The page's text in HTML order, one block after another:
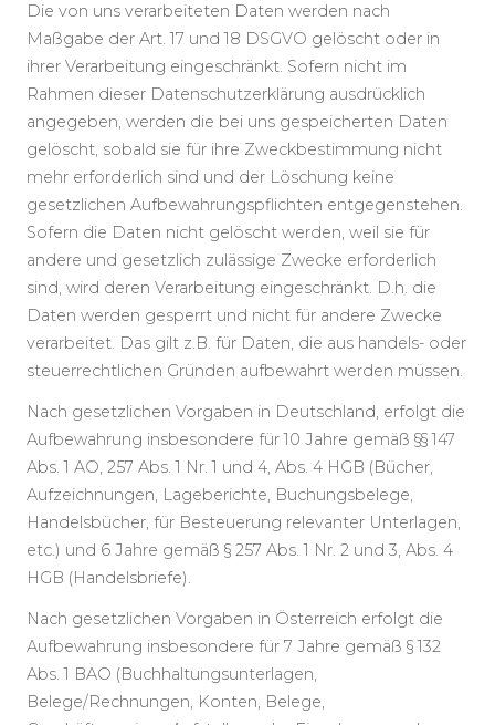
Die von uns verarbeiteten Daten werden nach
Maßgabe der Art. 17 und 18 DSGVO gelöscht oder in
ihrer Verarbeitung eingeschränkt. Sofern nicht im
Rahmen dieser Datenschutzerklärung ausdrücklich
angegeben, werden die bei uns gespeicherten Daten
gelöscht, sobald sie für ihre Zweckbestimmung nicht
mehr erforderlich sind und der Löschung keine
gesetzlichen Aufbewahrungspflichten entgegenstehen.
Sofern die Daten nicht gelöscht werden, weil sie für
andere und gesetzlich zulässige Zwecke erforderlich
sind, wird deren Verarbeitung eingeschränkt. D.h. die
Daten werden gesperrt und nicht für andere Zwecke
verarbeitet. Das gilt z.B. für Daten, die aus handels- oder
steuerrechtlichen Gründen aufbewahrt werden müssen.
Nach gesetzlichen Vorgaben in Deutschland, erfolgt die
Aufbewahrung insbesondere für 10 Jahre gemäß §§ 147
Abs. 1 AO, 257 Abs. 1 Nr. 1 und 4, Abs. 4 HGB (Bücher,
Aufzeichnungen, Lageberichte, Buchungsbelege,
Handelsbücher, für Besteuerung relevanter Unterlagen,
etc.) und 6 Jahre gemäß § 257 Abs. 1 Nr. 2 und 3, Abs. 4
HGB (Handelsbriefe).
Nach gesetzlichen Vorgaben in Österreich erfolgt die
Aufbewahrung insbesondere für 7 Jahre gemäß § 132
Abs. 1 BAO (Buchhaltungsunterlagen,
Belege/Rechnungen, Konten, Belege,